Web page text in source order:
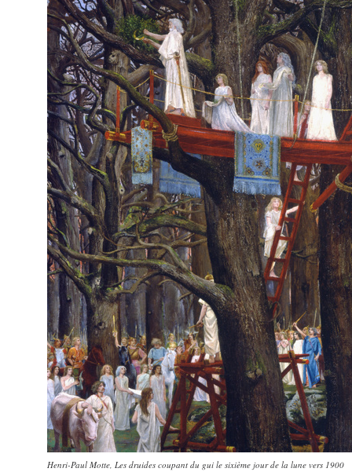
Henri-Paul Motte, Les druides coupant du gui le sixième jour de la lune vers 1900